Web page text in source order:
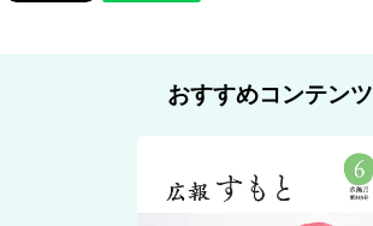
おすすめコンテンツ